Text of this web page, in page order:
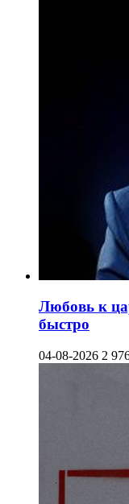
Любовь к
быстро
04-08-2026 2